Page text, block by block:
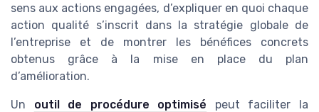
sens aux actions engagées, d’expliquer en quoi chaque
action qualité s’inscrit dans la stratégie globale de
l’entreprise et de montrer les bénéfices concrets
obtenus grâce à la mise en place du plan
d’amélioration.
Un outil de procédure optimisé peut faciliter la